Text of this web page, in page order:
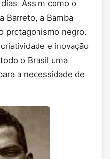
Assim como o
Barreto, a Bamba
protagonismo negro.
e inovação
o Brasil uma
a necessidade de